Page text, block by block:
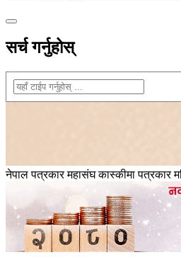
सर्च गर्नुहोस्
नेपाल पत्रकार महासंघ कास्कीमा पत्रकार